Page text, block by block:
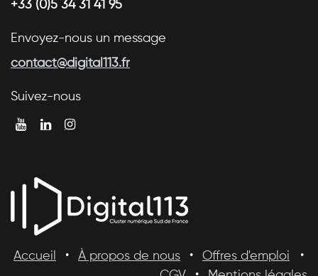
+33 (0)5 34 31 41 95
Envoyez-nous un message
contact@digital113.fr
Suivez-nous
Accueil • À propos de nous • Offres d'emploi •